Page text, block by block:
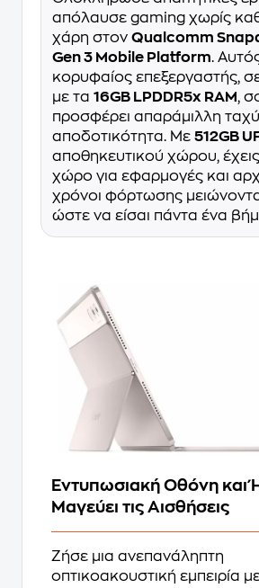
απόλαυσε gaming χωρίς
χάρη στον Qualcomm
Gen 3 Mobile Platform.
κορυφαίος επεξεργαστής,
με τα 16GB LPDDR5x RAM,
προσφέρει απαράμιλλη
αποδοτικότητα. Με 512GB
αποθηκευτικού χώρου,
χώρο για εφαρμογές και
χρόνοι φόρτωσης
ώστε να είσαι πάντα ένα
Εντυπωσιακή Οθόνη και
Μαγεύει τις Αισθήσεις
Ζήσε μια ανεπανάληπτη
οπτικοακουστική εμπειρία